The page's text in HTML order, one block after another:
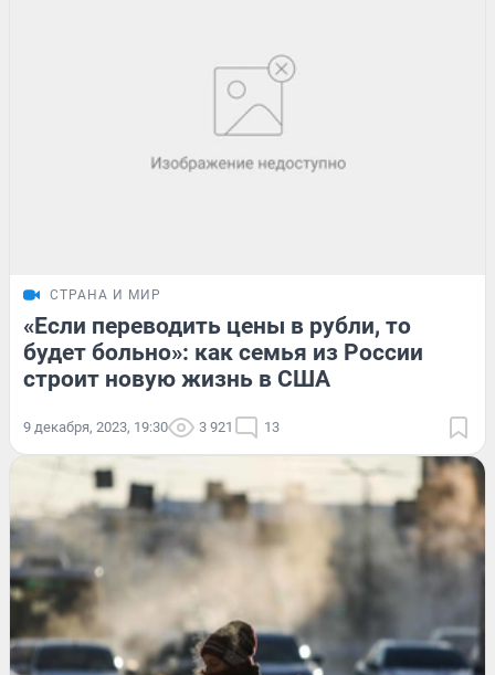
СТРАНА И МИР
«Если переводить цены в рубли, то
будет больно»: как семья из России
строит новую жизнь в США
9 декабря, 2023, 19:30 3 921 13